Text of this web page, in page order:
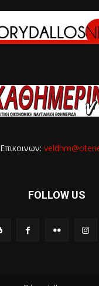
Επικοινων:
FOLLOW US